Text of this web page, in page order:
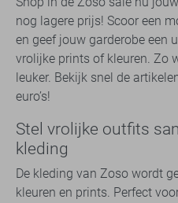
nog lagere prijs! Scoor een
en geef jouw garderobe een
vrolijke prints of kleuren. Zo
leuker. Bekijk snel de
euro’s!
Stel vrolijke outfits
kleding
De kleding van Zoso wordt
kleuren en prints. Perfect